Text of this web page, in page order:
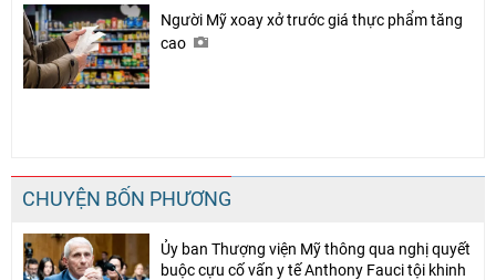
Người Mỹ xoay xở trước giá thực phẩm tăng
cao
CHUYỆN BỐN PHƯƠNG
Ủy ban Thượng viện Mỹ thông qua nghị quyết
buộc cựu cố vấn y tế Anthony Fauci tội khinh